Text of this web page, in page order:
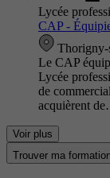
Lycée
CAP -
Thorigny-
Le CAP
Lycée
de
acquièrent
Voir plus
Trouver ma